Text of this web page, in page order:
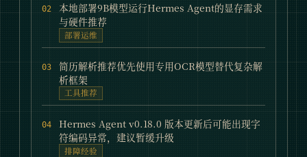
02
本地部署9B模型运行Hermes Agent的显存需求
与硬件推荐
部署运维
03
简历解析推荐优先使用专用OCR模型替代复杂解
析框架
工具推荐
04
Hermes Agent v0.18.0 版本更新后可能出现字
符编码异常，建议暂缓升级
排障经验